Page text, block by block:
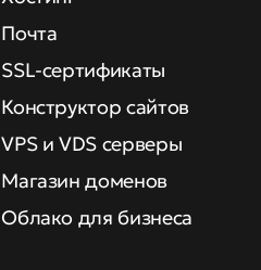
Почта
SSL-сертификаты
Конструктор сайтов
VPS и VDS серверы
Магазин доменов
Облако для бизнеса